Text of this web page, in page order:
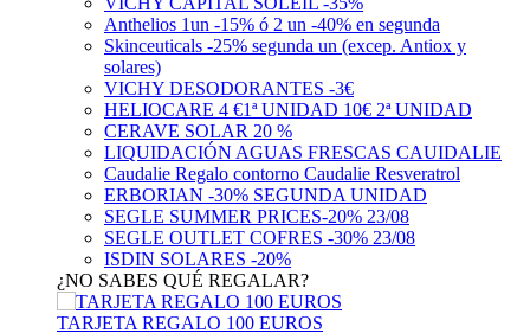
Anthelios 1un -15% ó 2 un -40% en segunda
Skinceuticals -25% segunda un (excep. Antiox y
solares)
VICHY DESODORANTES -3€
HELIOCARE 4 €1ª UNIDAD 10€ 2ª UNIDAD
CERAVE SOLAR 20 %
LIQUIDACIÓN AGUAS FRESCAS CAUIDALIE
Caudalie Regalo contorno Caudalie Resveratrol
ERBORIAN -30% SEGUNDA UNIDAD
SEGLE SUMMER PRICES-20% 23/08
SEGLE OUTLET COFRES -30% 23/08
ISDIN SOLARES -20%
¿NO SABES QUÉ REGALAR?
TARJETA REGALO 100 EUROS